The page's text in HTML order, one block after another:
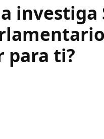
investiga
para ti?